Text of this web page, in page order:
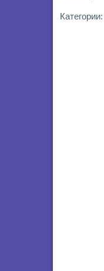
Категории: